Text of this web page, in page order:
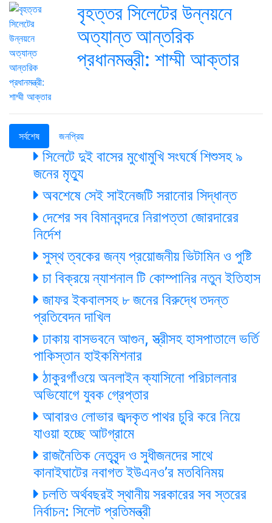
বৃহত্তর সিলেটের উন্নয়নে
অত্যান্ত আন্তরিক
প্রধানমন্ত্রী: শাম্মী আক্তার
সর্বশেষ জনপ্রিয়
সিলেটে দুই বাসের মুখোমুখি সংঘর্ষে শিশুসহ ৯
জনের মৃত্যু
অবশেষে সেই সাইনেজটি সরানোর সিদ্ধান্ত
দেশের সব বিমানবন্দরে নিরাপত্তা জোরদারের
নির্দেশ
সুস্থ ত্বকের জন্য প্রয়োজনীয় ভিটামিন ও পুষ্টি
চা বিক্রয়ে ন্যাশনাল টি কোম্পানির নতুন ইতিহাস
জাফর ইকবালসহ ৮ জনের বিরুদ্ধে তদন্ত
প্রতিবেদন দাখিল
ঢাকায় বাসভবনে আগুন, স্ত্রীসহ হাসপাতালে ভর্তি
পাকিস্তান হাইকমিশনার
ঠাকুরগাঁওয়ে অনলাইন ক্যাসিনো পরিচালনার
অভিযোগে যুবক গ্রেপ্তার
আবারও লোভার জব্দকৃত পাথর চুরি করে নিয়ে
যাওয়া হচ্ছে আটগ্রামে
রাজনৈতিক নেতৃবৃন্দ ও সুধীজনদের সাথে
কানাইঘাটের নবাগত ইউএনও’র মতবিনিময়
চলতি অর্থবছরই স্থানীয় সরকারের সব স্তরের
নির্বাচন: সিলেট প্রতিমন্ত্রী